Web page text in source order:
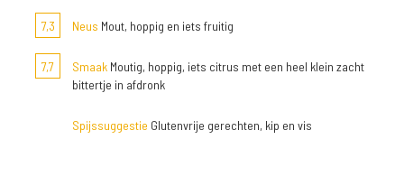
7,3 Neus Mout, hoppig en iets fruitig
7,7 Smaak Moutig, hoppig, iets citrus met een heel klein zacht
bittertje in afdronk
Spijssuggestie Glutenvrije gerechten, kip en vis